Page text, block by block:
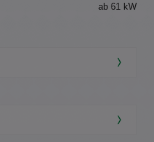
ab 61 kW